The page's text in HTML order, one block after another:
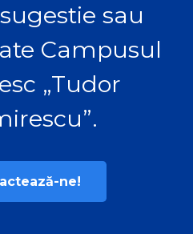
sau
Campusul
„Tudor
ne!